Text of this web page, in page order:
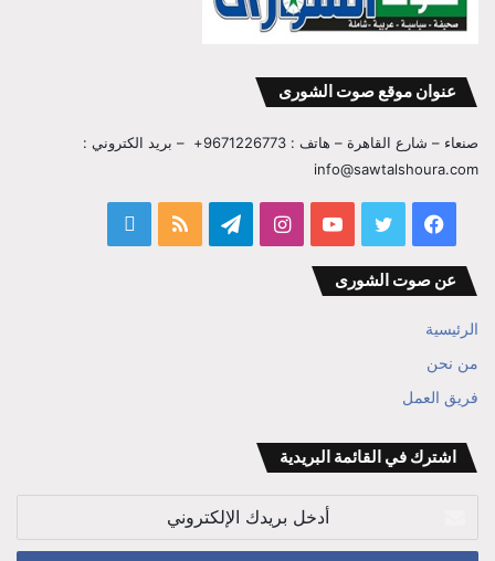
عنوان موقع صوت الشورى
صنعاء – شارع القاهرة – هاتف : 9671226773+ – بريد الكتروني :
info@sawtalshoura.com
فيسبوك تويتر يوتيوب انستقرامتيلقرام ملخص
عن صوت الشورى
الرئيسية
من نحن
فريق العمل
اشترك في القائمة البريدية
الإلكتروني